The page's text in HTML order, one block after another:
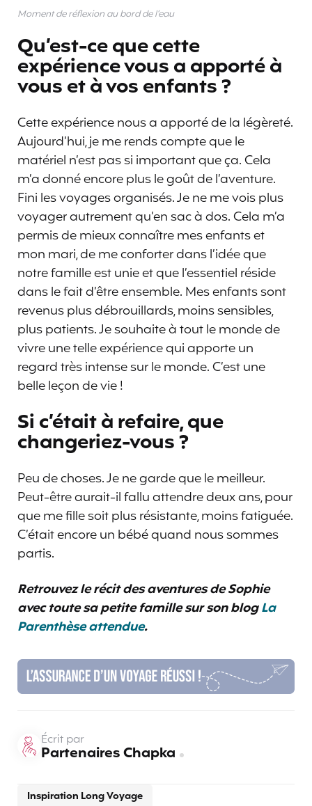
Moment de réflexion au bord de l’eau
Qu’est-ce que cette
expérience vous a apporté à
vous et à vos enfants ?
Cette expérience nous a apporté de la légèreté.
Aujourd’hui, je me rends compte que le
matériel n’est pas si important que ça. Cela
m’a donné encore plus le goût de l’aventure.
Fini les voyages organisés. Je ne me vois plus
voyager autrement qu’en sac à dos. Cela m’a
permis de mieux connaître mes enfants et
mon mari, de me conforter dans l’idée que
notre famille est unie et que l’essentiel réside
dans le fait d’être ensemble. Mes enfants sont
revenus plus débrouillards, moins sensibles,
plus patients. Je souhaite à tout le monde de
vivre une telle expérience qui apporte un
regard très intense sur le monde. C’est une
belle leçon de vie !
Si c’était à refaire, que
changeriez-vous ?
Peu de choses. Je ne garde que le meilleur.
Peut-être aurait-il fallu attendre deux ans, pour
que me fille soit plus résistante, moins fatiguée.
C’était encore un bébé quand nous sommes
partis.
Retrouvez le récit des aventures de Sophie
avec toute sa petite famille sur son blogLa
Parenthèse attendue.
Inspiration Long Voyage
Écrit par
Partenaires Chapka